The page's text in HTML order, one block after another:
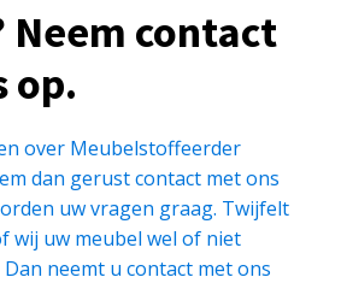
Neem contact
op.
over Meubelstoffeerder
dan gerust contact met ons
uw vragen graag. Twijfelt
wij uw meubel wel of niet
neemt u contact met ons